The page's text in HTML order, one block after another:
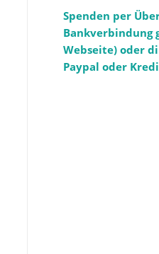
Spenden per
Bankverbindung
Webseite) oder
Paypal oder